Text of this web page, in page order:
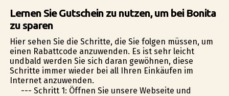
Lernen Sie Gutschein zu nutzen, um bei Bonita
zu sparen
Hier sehen Sie die Schritte, die Sie folgen müssen, um
einen Rabattcode anzuwenden. Es ist sehr leicht
undbald werden Sie sich daran gewöhnen, diese
Schritte immer wieder bei all Ihren Einkäufen im
Internet anzuwenden.
--- Schritt 1: Öffnen Sie unsere Webseite und